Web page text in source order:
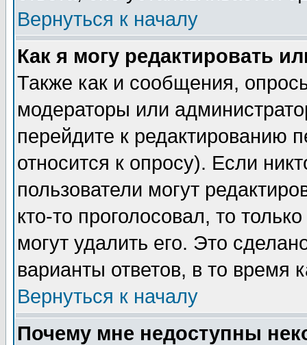
Вернуться к началу
Как я могу редактировать
Также как и сообщения,
модераторы или
перейдите к редактированию
относится к опросу). Если
пользователи могут
кто-то проголосовал, то
могут удалить его. Это
варианты ответов, в то время
Вернуться к началу
Почему мне недоступны